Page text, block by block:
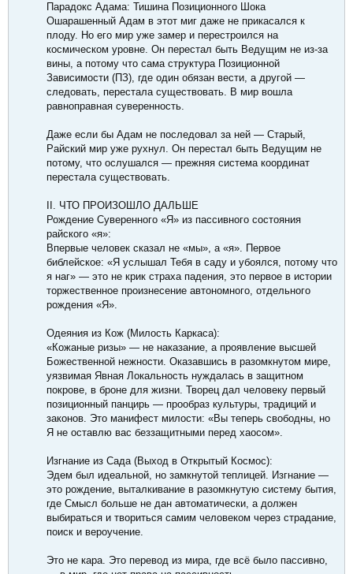
Парадокс Адама: Тишина Позиционного Шока
Ошарашенный Адам в этот миг даже не прикасался к
плоду. Но его мир уже замер и перестроился на
космическом уровне. Он перестал быть Ведущим не из-за
вины, а потому что сама структура Позиционной
Зависимости (ПЗ), где один обязан вести, а другой —
следовать, перестала существовать. В мир вошла
равноправная суверенность.
Даже если бы Адам не последовал за ней — Старый,
Райский мир уже рухнул. Он перестал быть Ведущим не
потому, что ослушался — прежняя система координат
перестала существовать.
II. ЧТО ПРОИЗОШЛО ДАЛЬШЕ
Рождение Суверенного «Я» из пассивного состояния
райского «я»:
Впервые человек сказал не «мы», а «я». Первое
библейское: «Я услышал Тебя в саду и убоялся, потому что
я наг» — это не крик страха падения, это первое в истории
торжественное произнесение автономного, отдельного
рождения «Я».
Одеяния из Кож (Милость Каркаса):
«Кожаные ризы» — не наказание, а проявление высшей
Божественной нежности. Оказавшись в разомкнутом мире,
уязвимая Явная Локальность нуждалась в защитном
покрове, в броне для жизни. Творец дал человеку первый
позиционный панцирь — прообраз культуры, традиций и
законов. Это манифест милости: «Вы теперь свободны, но
Я не оставлю вас беззащитными перед хаосом».
Изгнание из Сада (Выход в Открытый Космос):
Эдем был идеальной, но замкнутой теплицей. Изгнание —
это рождение, выталкивание в разомкнутую систему бытия,
где Смысл больше не дан автоматически, а должен
выбираться и твориться самим человеком через страдание,
поиск и вероучение.
Это не кара. Это перевод из мира, где всё было пассивно,